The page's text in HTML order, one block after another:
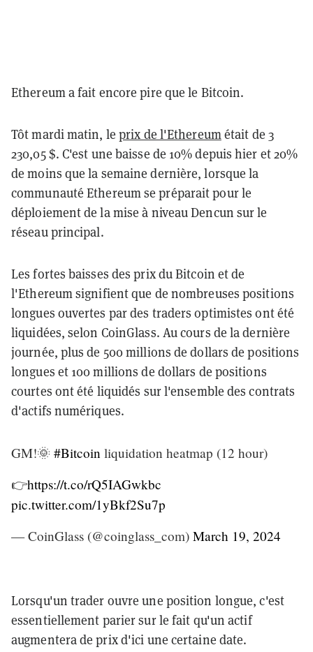
Ethereum a fait encore pire que le Bitcoin.
Tôt mardi matin, leprix de l'Ethereumétait de 3
230,05 $. C'est une baisse de 10% depuis hier et 20%
de moins que la semaine dernière, lorsque la
communauté Ethereum se préparait pour le
déploiement de la mise à niveau Dencun sur le
réseau principal.
Les fortes baisses des prix du Bitcoin et de
l'Ethereum signifient que de nombreuses positions
longues ouvertes par des traders optimistes ont été
liquidées, selon CoinGlass. Au cours de la dernière
journée, plus de 500 millions de dollars de positions
longues et 100 millions de dollars de positions
courtes ont été liquidés sur l'ensemble des contrats
d'actifs numériques.
GM!🌞 #Bitcoin liquidation heatmap (12 hour)
👉https://t.co/rQ5IAGwkbc
pic.twitter.com/1yBkf2Su7p
— CoinGlass (@coinglass_com) March 19, 2024
Lorsqu'un trader ouvre une position longue, c'est
essentiellement parier sur le fait qu'un actif
augmentera de prix d'ici une certaine date.